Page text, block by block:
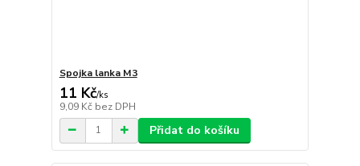
Spojka lanka M3
11 Kč/ks
9,09 Kč bez DPH
Přidat do košíku